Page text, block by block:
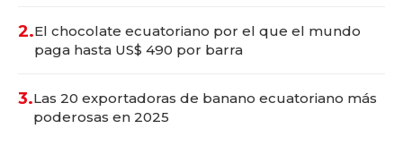
2.El chocolate ecuatoriano por el que el mundo
paga hasta US$ 490 por barra
3.Las 20 exportadoras de banano ecuatoriano más
poderosas en 2025